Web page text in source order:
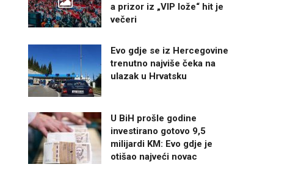
a prizor iz „VIP lože“ hit je
večeri
Evo gdje se iz Hercegovine
trenutno najviše čeka na
ulazak u Hrvatsku
U BiH prošle godine
investirano gotovo 9,5
milijardi KM: Evo gdje je
otišao najveći novac